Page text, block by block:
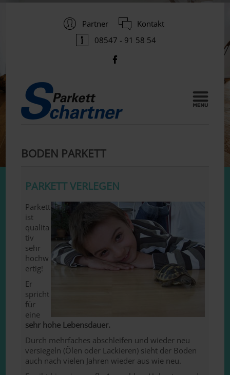
Partner
Kontakt
08547 - 91 58 54
BODEN PARKETT
PARKETT VERLEGEN
Parkett
ist
qualita
tiv
sehr
hochw
ertig!
Er
spricht
für
eine
sehr hohe Lebensdauer.
Durch mehrfaches abschleifen und wieder neu
versiegeln (Ölen oder Lackieren) sieht der Boden
auch nach vielen Jahren wieder aus wie neu.